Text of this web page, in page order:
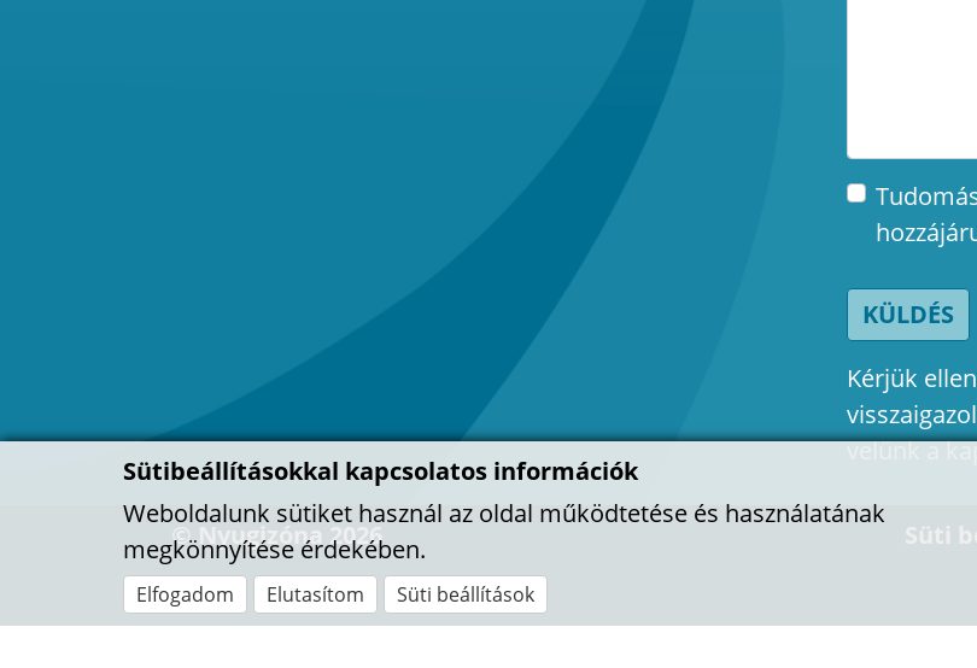
Sütibeállításokkal kapcsolatos információk
Weboldalunk sütiket használ az oldal működtetése és használatának
megkönnyítése érdekében.
Elfogadom Elutasítom Süti beállítások
KÜLDÉS
Kérjük
velünk a
© Nyugizóna 2026 Süti